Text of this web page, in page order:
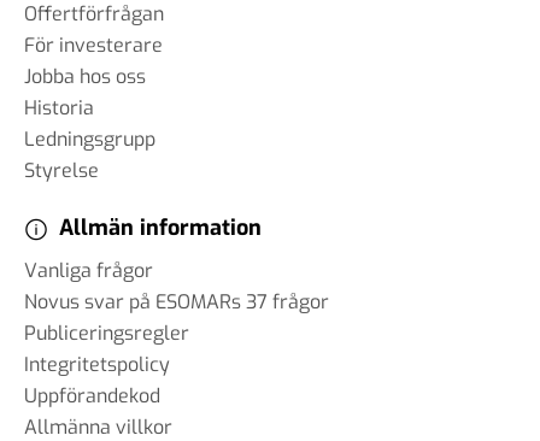
Offertförfrågan
För investerare
Jobba hos oss
Historia
Ledningsgrupp
Styrelse
Allmän information
Vanliga frågor
Novus svar på ESOMARs 37 frågor
Publiceringsregler
Integritetspolicy
Uppförandekod
Allmänna villkor